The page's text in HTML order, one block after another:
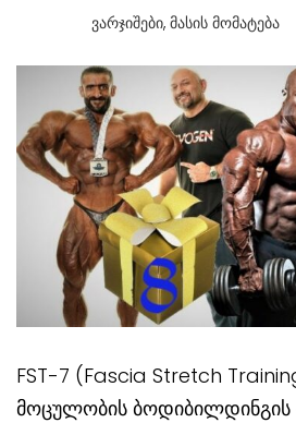
Ვარჯიშები, Მასის Მომატება
FST-7 (Fascia Stretch
მოცულობის